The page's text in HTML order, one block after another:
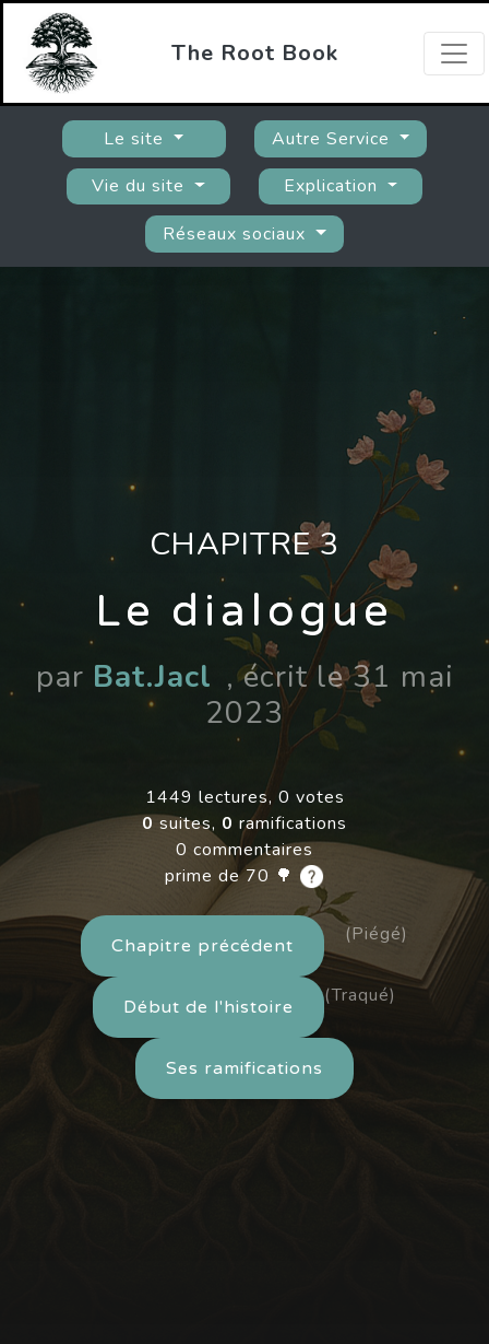
The Root Book
Le site
Autre Service
Vie du site
Explication
Réseaux sociaux
CHAPITRE 3
Le dialogue
par Bat.Jacl , écrit le 31 mai
2023
1449 lectures, 0 votes
0suites, 0 ramifications
0 commentaires
prime de 70 🌳
Chapitre précédent (Piégé)
Début de l'histoire (Traqué)
Ses ramifications